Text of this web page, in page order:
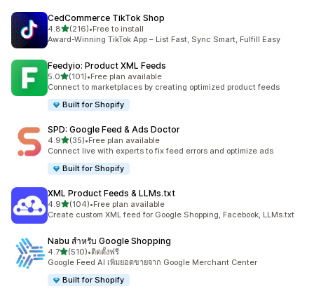
CedCommerce TikTok Shop
4.8เต็ม 5 ดาว
(216)
ทั้งหมด 216 รีวิว
•Free to install
Award-Winning TikTok App – List Fast, Sync Smart, Fulfill Easy
Feedyio: Product XML Feeds
5.0เต็ม 5 ดาว
(101)
ทั้งหมด 101 รีวิว
•Free plan available
Connect to marketplaces by creating optimized product feeds
Built for Shopify
SPD: Google Feed & Ads Doctor
4.9เต็ม 5 ดาว
(35)
ทั้งหมด 35 รีวิว
•Free plan available
Connect live with experts to fix feed errors and optimize ads
Built for Shopify
XML Product Feeds & LLMs.txt
4.9เต็ม 5 ดาว
(104)
ทั้งหมด 104 รีวิว
•Free plan available
Create custom XML feed for Google Shopping, Facebook, LLMs.txt
Nabu สำหรับ Google Shopping
4.7เต็ม 5 ดาว
(510)
ทั้งหมด 510 รีวิว
•ติดตั้งฟรี
Google Feed AI เพิ่มยอดขายจาก Google Merchant Center
Built for Shopify